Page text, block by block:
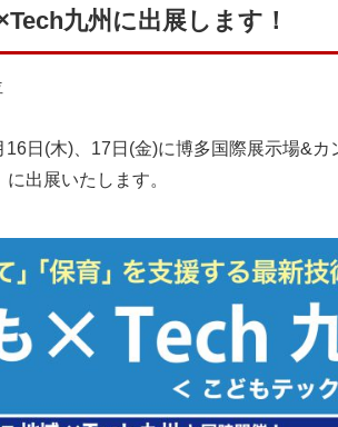
九州に出展します！
日(木)、17日(金)に博多国際展示場&
出展いたします。